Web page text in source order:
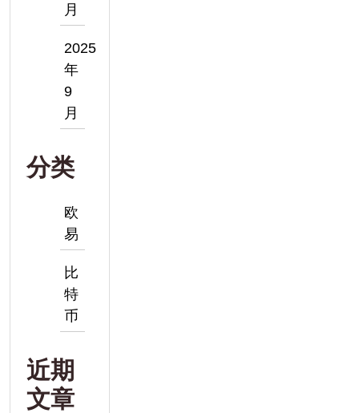
月
2025
年
9
月
分类
欧
易
比
特
币
近期
文章